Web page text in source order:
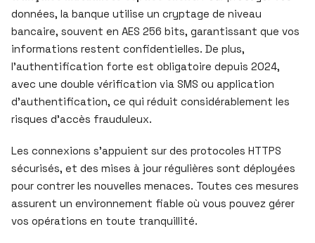
données, la banque utilise un cryptage de niveau
bancaire, souvent en AES 256 bits, garantissant que vos
informations restent confidentielles. De plus,
l’authentification forte est obligatoire depuis 2024,
avec une double vérification via SMS ou application
d’authentification, ce qui réduit considérablement les
risques d’accès frauduleux.
Les connexions s’appuient sur des protocoles HTTPS
sécurisés, et des mises à jour régulières sont déployées
pour contrer les nouvelles menaces. Toutes ces mesures
assurent un environnement fiable où vous pouvez gérer
vos opérations en toute tranquillité.